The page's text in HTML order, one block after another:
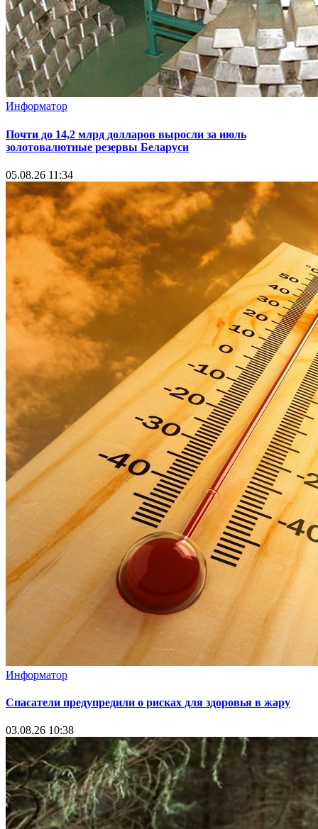
Информатор
Почти до 14,2 млрд долларов выросли за июль
золотовалютные резервы Беларуси
05.08.26 11:34
Информатор
Спасатели предупредили о рисках для здоровья в жару
03.08.26 10:38